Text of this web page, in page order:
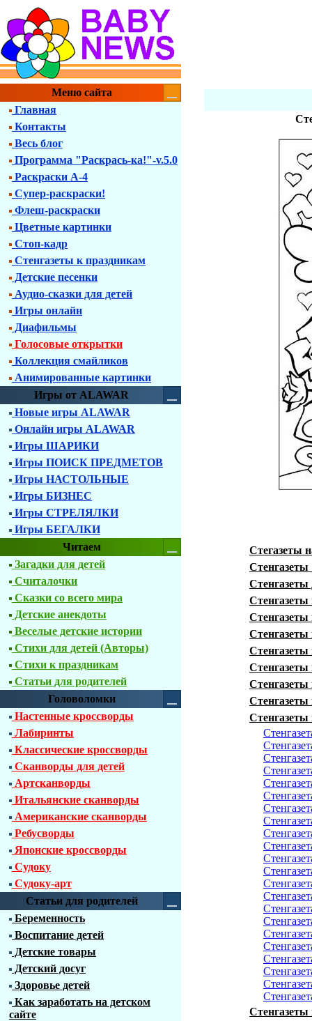
Меню сайта
Главная
Контакты
Весь блог
Программа "Раскрась-ка!"-v.5.0
Раскраски А-4
Супер-раскраски!
Флеш-раскраски
Цветные картинки
Стоп-кадр
Стенгазеты к праздникам
Детские песенки
Аудио-сказки для детей
Игры онлайн
Диафильмы
Голосовые открытки
Коллекция смайликов
Анимированные картинки
Игры от ALAWAR
Новые игры ALAWAR
Онлайн игры ALAWAR
Игры ШАРИКИ
Игры ПОИСК ПРЕДМЕТОВ
Игры НАСТОЛЬНЫЕ
Игры БИЗНЕС
Игры СТРЕЛЯЛКИ
Игры БЕГАЛКИ
Читаем
Загадки для детей
Считалочки
Сказки со всего мира
Детские анекдоты
Веселые детские истории
Стихи для детей (Авторы)
Стихи к праздникам
Статьи для родителей
Головоломки
Настенные кроссворды
Лабиринты
Классические кроссворды
Сканворды для детей
Артсканворды
Итальянские сканворды
Американские сканворды
Ребусворды
Японские кроссворды
Судоку
Судоку-арт
Статьи для родителей
Беременность
Воспитание детей
Детские товары
Детский досуг
Здоровье детей
Как заработать на детском
сайте
Стегазеты
Стенгазеты
Стенгазеты